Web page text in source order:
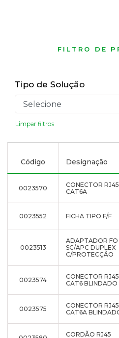
FILTRO DE
Tipo de Solução
Limpar filtros
Código Designação
0023570
CONECTOR RJ45
CAT6A
0023552 FICHA TIPO F/F
0023513
ADAPTADOR FO
SC/APC DUPLEX
C/PROTECÇÃO
0023574
CONECTOR RJ45
CAT6 BLINDADO
0023575
CONECTOR RJ45
CAT6A
CORDÃO RJ45